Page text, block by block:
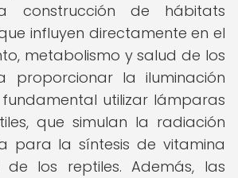
construcción de hábitats
influyen directamente en el
metabolismo y salud de los
proporcionar la iluminación
utilizar lámparas
que simulan la radiación
para la síntesis de vitamina
los reptiles. Además, las